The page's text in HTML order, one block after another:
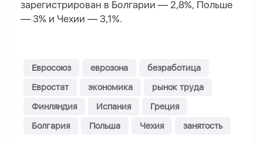
зарегистрирован в Болгарии — 2,8%, Польше
— 3% и Чехии — 3,1%.
Евросоюз еврозона
безработица
Евростат
экономика
рынок труда
Финляндия
Испания
Греция
Болгария
Польша Чехия занятость